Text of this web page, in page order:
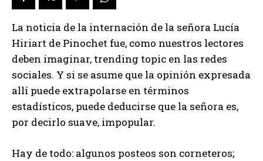
La noticia de la internación de la señora Lucía
Hiriart de Pinochet fue, como nuestros lectores
deben imaginar, trending topic en las redes
sociales. Y si se asume que la opinión expresada
allí puede extrapolarse en términos
estadísticos, puede deducirse que la señora es,
por decirlo suave, impopular.
Hay de todo: algunos posteos son corneteros;